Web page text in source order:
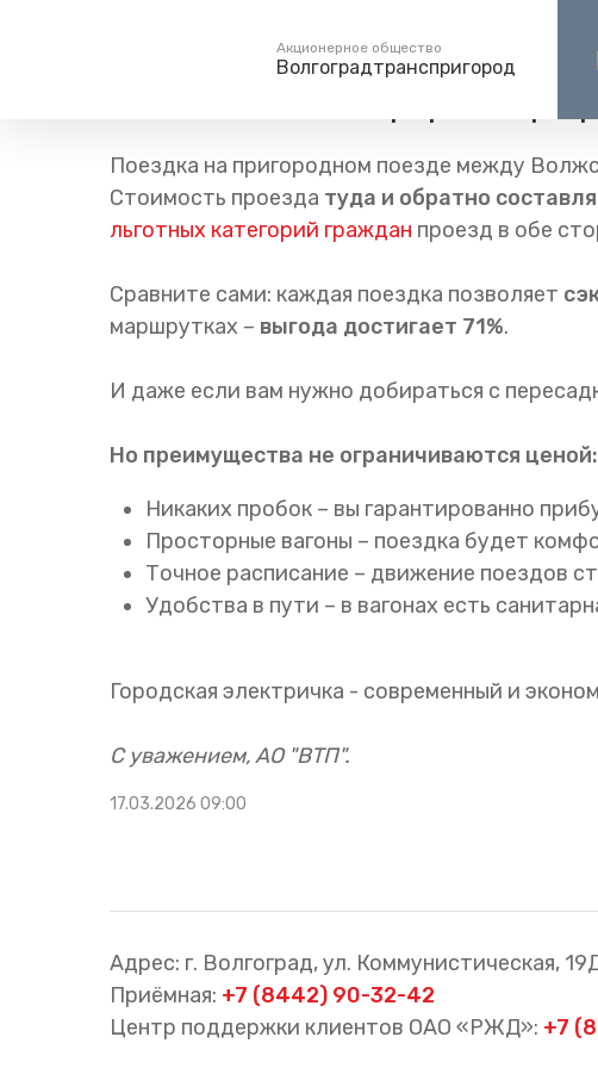
Акционерное общество
Волгоградтранспригород
Пассажирам
Справочник
Режим работы билетных
Схема обращения
пригородных поездов
Правила проезда
Для маломобильных
Туризм
Самостоятельные
Групповые маршруты
Единый номер вызова экстренных служб
112
Пресс-центр Блог компании Новости
Поездка на пригородном поезде между
Стоимость проезда туда и обратно
льготных категорий граждан проезд в обе
Сравните сами: каждая поездка позволяет
маршрутках – выгода достигает 71%.
И даже если вам нужно добираться с
Но преимущества не ограничиваются ценой:
Никаких пробок – вы гарантированно
Просторные вагоны – поездка будет
Точное расписание – движение поездов
Удобства в пути – в вагонах есть
Городская электричка - современный и
С уважением, АО "ВТП".
17.03.2026 09:00
Адрес: г. Волгоград, ул. Коммунистическая,
Приёмная: +7 (8442) 90-32-42
Центр поддержки клиентов ОАО «РЖД»: +7